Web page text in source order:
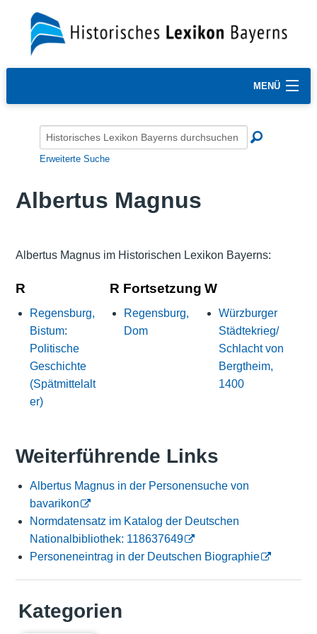
MENÜ
Erweiterte Suche
Albertus Magnus
Albertus Magnus im Historischen Lexikon Bayerns:
R
Regensburg,
Bistum:
Politische
Geschichte
(Spätmittelalt
er)
R Fortsetzung
Regensburg,
Dom
W
Würzburger
Städtekrieg/
Schlacht von
Bergtheim,
1400
Weiterführende Links
Albertus Magnus in der Personensuche von
bavarikon
Normdatensatz im Katalog der Deutschen
Nationalbibliothek: 118637649
Personeneintrag in der Deutschen Biographie
Kategorien